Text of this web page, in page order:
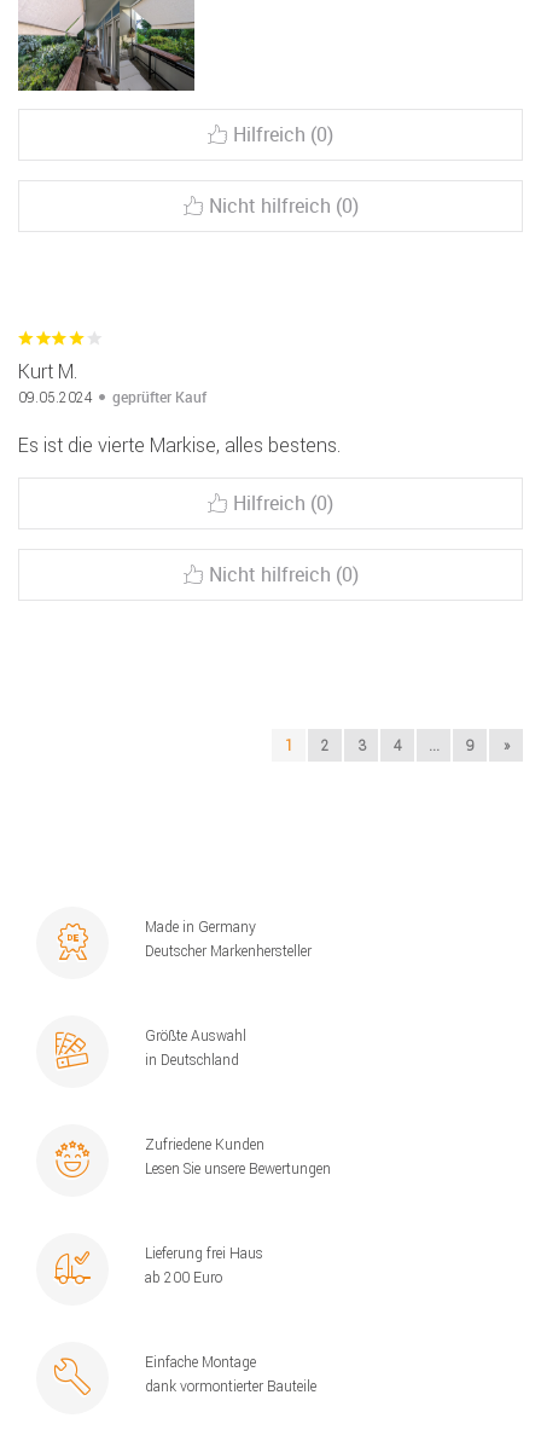
Hilfreich (0)
Nicht hilfreich (0)
Kurt M.
09.05.2024 geprüfter Kauf
Es ist die vierte Markise, alles bestens.
Hilfreich (0)
Nicht hilfreich (0)
1 2 3 4 ... 9 »
Made in Germany
Deutscher Markenhersteller
Größte Auswahl
in Deutschland
Zufriedene Kunden
Lesen Sie unsere Bewertungen
Lieferung frei Haus
ab 200 Euro
Einfache Montage
dank vormontierter Bauteile